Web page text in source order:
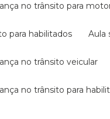
no trânsito para
para habilitados
no trânsito veicular
no trânsito para